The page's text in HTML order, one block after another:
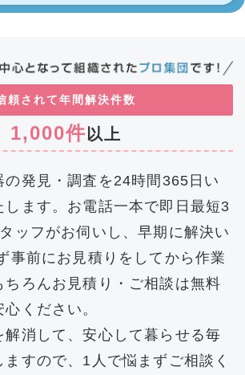
頼されて年間解決件数
1,000件 以上
の発見・調査を24時間365日い
します。お電話一本で即日最短3
ッフがお伺いし、早期に解決い
事前にお見積りをしてから作業
ちろんお見積り・ご相談は無料
ください。
解消して、安心して暮らせる毎
ますので、1人で悩まずご相談く